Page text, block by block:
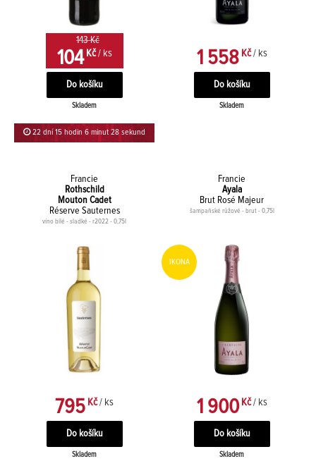
143 Kč
104 Kč / ks
Skladem
22 dní 15 hodin 6 minut 27 sekund
1 558Kč / ks
Skladem
Francie
Rothschild
Mouton Cadet
Réserve Sauternes
víno bílé - sladké - r2022 - 0,75l
795 Kč / ks
Skladem
Francie
Ayala
Brut Rosé Majeur
šampaňské růžové - brut - 0,75l
IKONA
1 900Kč / ks
Skladem